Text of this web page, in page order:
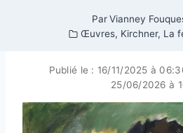
ParVianney
Œuvres, Kirchner, La
Publié le : 16/11/2025 à
25/06/2026 à